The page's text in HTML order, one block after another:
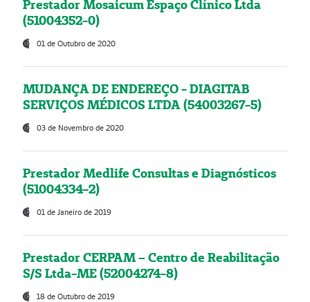
Prestador Mosaicum Espaço Clínico Ltda
(51004352-0)
01 de Outubro de 2020
MUDANÇA DE ENDEREÇO - DIAGITAB
SERVIÇOS MÉDICOS LTDA (54003267-5)
03 de Novembro de 2020
Prestador Medlife Consultas e Diagnósticos
(51004334-2)
01 de Janeiro de 2019
Prestador CERPAM – Centro de Reabilitação
S/S Ltda-ME (52004274-8)
18 de Outubro de 2019